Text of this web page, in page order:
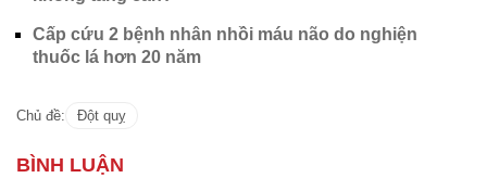
Cấp cứu 2 bệnh nhân nhồi máu não do nghiện
thuốc lá hơn 20 năm
Chủ đề: Đột quỵ